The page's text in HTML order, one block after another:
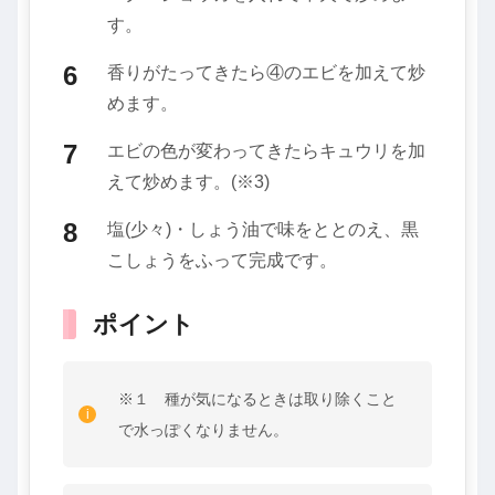
す。
香りがたってきたら④のエビを加えて炒
めます。
エビの色が変わってきたらキュウリを加
えて炒めます。(※3)
塩(少々)・しょう油で味をととのえ、黒
こしょうをふって完成です。
ポイント
※１ 種が気になるときは取り除くこと
で水っぽくなりません。